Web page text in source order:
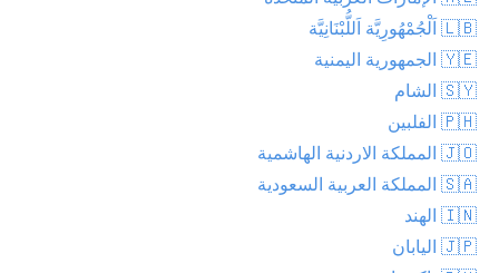
🇱🇧 اَلْجُمْهُورِيَّة اَللُّبْنَانِيَّة
🇾🇪 الجمهورية اليمنية
🇸🇾 الشام
🇵🇭 الفلبين
🇯🇴 المملكة الاردنية الهاشمية
🇸🇦 المملكة العربية السعودية
🇮🇳 الهند
🇯🇵 اليابان